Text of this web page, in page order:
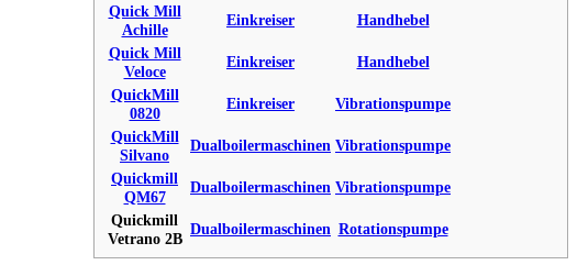
Quick Mill
Achille
Einkreiser
Handhebel
Quick Mill
Veloce
Einkreiser
Handhebel
QuickMill
0820
Einkreiser
Vibrationspumpe
QuickMill
Silvano
Dualboilermaschinen Vibrationspumpe
Quickmill
QM67
Dualboilermaschinen Vibrationspumpe
Quickmill
Vetrano 2B
Dualboilermaschinen Rotationspumpe